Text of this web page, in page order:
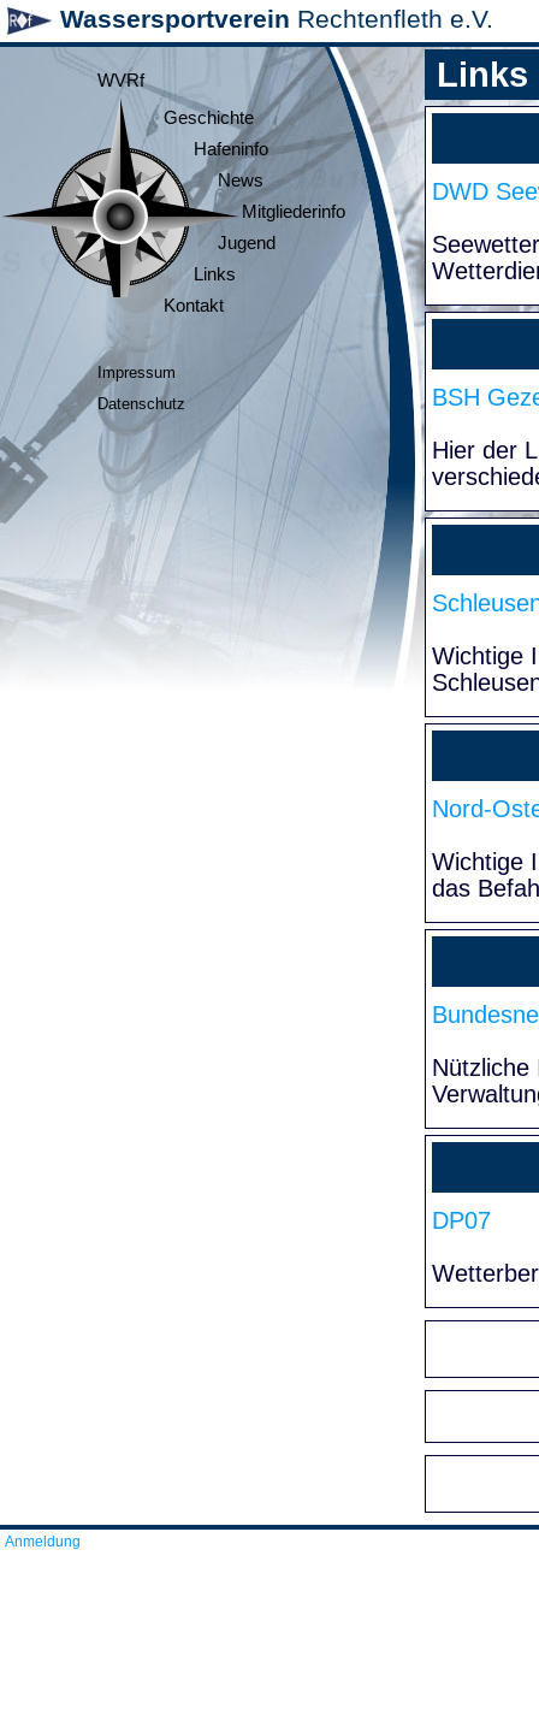
Wassersportverein Rechtenfleth e.V.
WVRf
Geschichte
Hafeninfo
News
Mitgliederinfo
Jugend
Links
Kontakt
Impressum
Datenschutz
Links
DWD
BSH
Hier der
Wichtige
Nord-
Wichtige
das
Nützliche
DP07
Anmeldung